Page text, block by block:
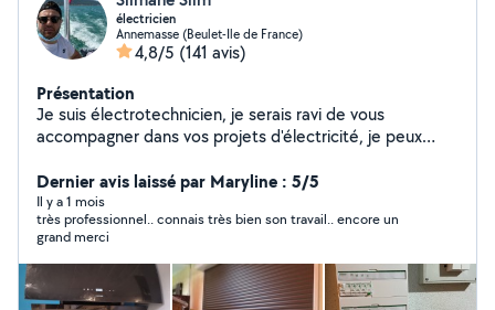
électricien
Annemasse (Beulet-Ile de France)
4,8/5 (141 avis)
Présentation
Je suis électrotechnicien, je serais ravi de vous
accompagner dans vos projets d'électricité, je peux
! Je forme, conseil et accompagne jusqu'à
l'aboutissement. N'hésitez pas !
Dernier avis laissé par Maryline : 5/5
Il y a 1 mois
très professionnel.. connais très bien son travail.. encore un
grand merci